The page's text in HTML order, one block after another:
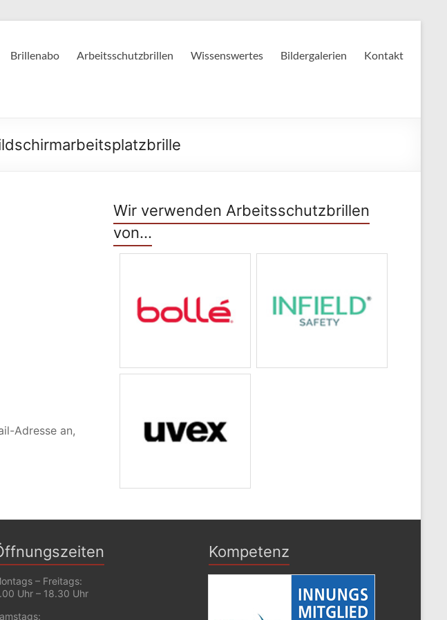
Brillenabo Arbeitsschutzbrillen Wissenswertes Bildergalerien Kontakt
Adresse an,
Wir verwenden Arbeitsschutzbrillen
von…
– Freitags:
Uhr – 18.30 Uhr
Kompetenz